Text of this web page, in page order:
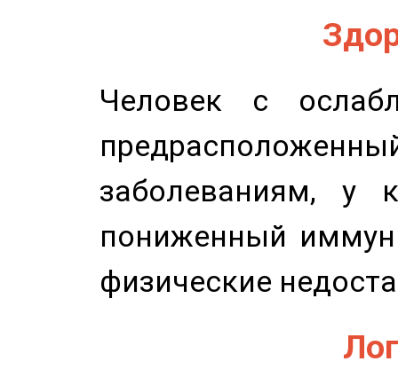
Человек с
заболеваниям, у
пониженный
физические